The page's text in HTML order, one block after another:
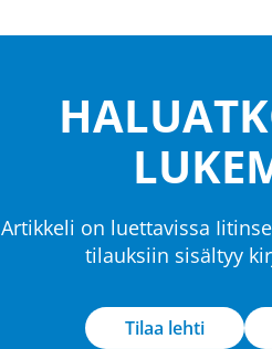
Artikkeli on luettavissa
tilauksiin sisältyy
Tilaa lehti